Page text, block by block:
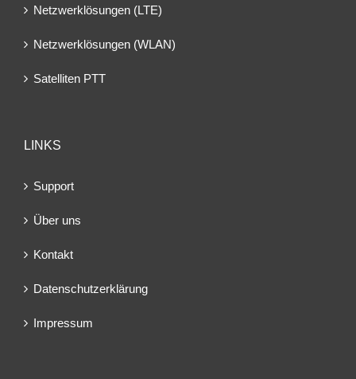
Netzwerklösungen (LTE)
Netzwerklösungen (WLAN)
Satelliten PTT
LINKS
Support
Über uns
Kontakt
Datenschutzerklärung
Impressum